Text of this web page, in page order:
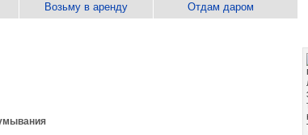
Возьму в аренду Отдам даром